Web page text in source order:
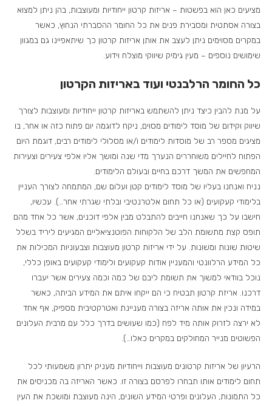
מציעים כאן הוא בפשטות – אריזות קרטון ייחודיות ומעוצבות, בהן ניתן למצוא
בצורה אסתטית ומסבירת פנים את כל החומר ההסברתי הנחוץ, כאשר
במקרים מסוימים ניתן לעצב את אותן אריזות קרטון כך שיתאפיינו גם במגוון
שימושים נוספים – מעין גימיק שיווקי מוצלח וידוע.
כל החומר הרלבנטי ועוד באריזות הקרטון
על מנת להבין כיצד ניתן להשתמש באריזות קרטון ייחודיות ומעוצבות לצורך
שיווק וקידום של מוסד לימודים מסוים, ניקח לדוגמה יום פתוח כזה או אחר, בו
מציגים מספר רב של מוסדות לימודים ו/או מסלולי לימודים רבים, דוגמת היום
הפתוח לחיילים משוחררים הנערך מדי שנה ומושך אליו אלפי צעירים וצעירות
המחפשים את המשך דרכם בחיים ובעולם הלימודים.
נניח ואנחנו בעליו של מוסד לימודים קטן ועלום שם, המתמחה לצורך העניין
בלימודי קעקועים (או כל תחום אלטרנטיבי ובלתי שגרתי אחר…). עכשיו,
חישבו על כך שאנחנו חייבים להתבלט מבין אלפי דוכנים, אשר כל אחד מהם
תופס קצת מתשומת הלב של הלקוחות הפוטנציאליים המגיעים ליריד בשלל
שיטות שונות ומשונות. על ידי אריזות קרטון מעוצבות וצבעוניות המכילות את
כל המידע הרלוונטי והמעניין אודות קעקועים ולימודי קעקועים באופן כללי,
נוכל בוודאי למשוך את תשומת ליבם של כמה וכמה צעירים אשר יעברו
דרכנו. אריזת קרטון תבטיח כי הם ייקחו איתם את המידע הביתה, כאשר
במידה ונכין את אותה אריזה בצורה מעניינת ואטרקטיבית מספיק, אף אחד
לא ירצה לזרוק אותה מיד לפח (כמו שעושים בדרך כלל עם מרבית העלונים
הפשוטים מנייר המחולקים במקרים כאלו…).
הרעיון של אריזות קרטונים מעוצבות וייחודיות מעניק יתרון משמעותי לכל
תחום לימודים אותו תבחרו לפרסם בצורה זו. כאשר האריזה בה מכניסים את
כל התמונות, העלונים ופרטי המידע השונים, הינה מעוצבת ומושכת את העין